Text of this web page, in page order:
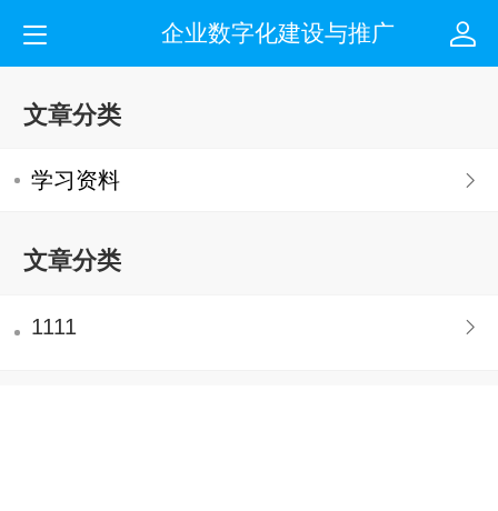
企业数字化建设与推广
文章分类
学习资料
文章分类
1111